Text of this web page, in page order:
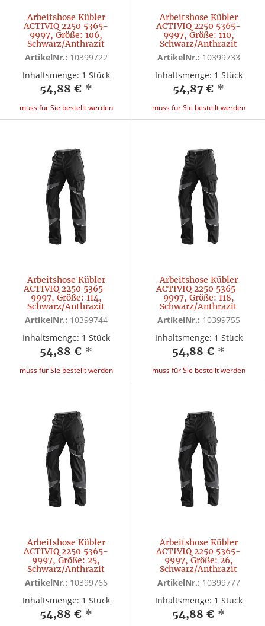
Arbeitshose Kübler
ACTIVIQ 2250 5365-
9997, Größe: 106,
Schwarz/Anthrazit
ArtikelNr.: 10399722
Inhaltsmenge: 1 Stück
54,88 € *
muss für Sie bestellt werden
Arbeitshose Kübler
ACTIVIQ 2250 5365-
9997, Größe: 110,
Schwarz/Anthrazit
ArtikelNr.: 10399733
Inhaltsmenge: 1 Stück
54,87 € *
muss für Sie bestellt werden
Arbeitshose Kübler
ACTIVIQ 2250 5365-
9997, Größe: 114,
Schwarz/Anthrazit
ArtikelNr.: 10399744
Inhaltsmenge: 1 Stück
54,88 € *
muss für Sie bestellt werden
Arbeitshose Kübler
ACTIVIQ 2250 5365-
9997, Größe: 118,
Schwarz/Anthrazit
ArtikelNr.: 10399755
Inhaltsmenge: 1 Stück
54,88 € *
muss für Sie bestellt werden
Arbeitshose Kübler
ACTIVIQ 2250 5365-
9997, Größe: 25,
Schwarz/Anthrazit
ArtikelNr.: 10399766
Inhaltsmenge: 1 Stück
54,88 € *
Arbeitshose Kübler
ACTIVIQ 2250 5365-
9997, Größe: 26,
Schwarz/Anthrazit
ArtikelNr.: 10399777
Inhaltsmenge: 1 Stück
54,88 € *